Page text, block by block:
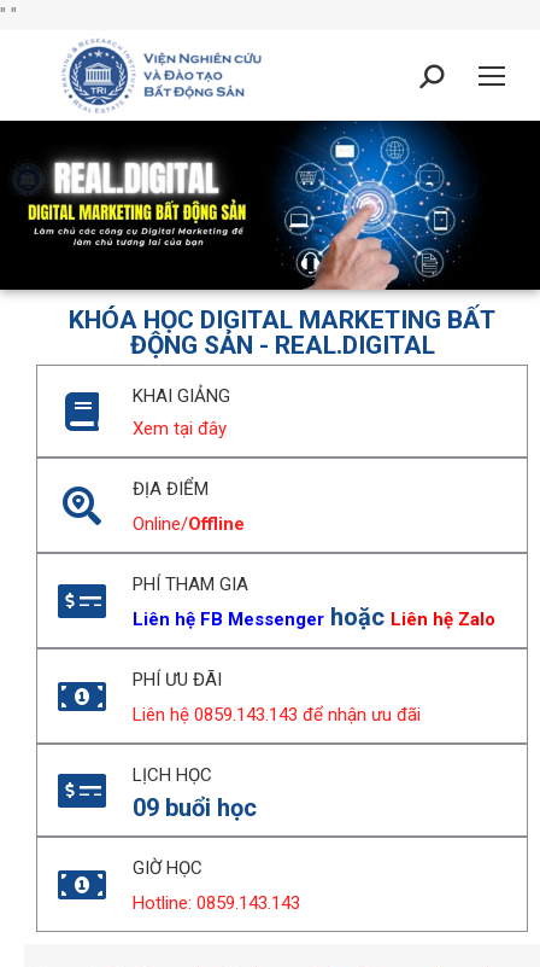
" "
KHÓA HỌC DIGITAL MARKETING BẤT
ĐỘNG SẢN - REAL.DIGITAL
KHAI GIẢNG
Xem tại đây
ĐỊA ĐIỂM
Online/Offline
PHÍ THAM GIA
Liên hệ FB Messenger hoặc Liên hệ Zalo
PHÍ ƯU ĐÃI
Liên hệ 0859.143.143 để nhận ưu đãi
LỊCH HỌC
09 buổi học
GIỜ HỌC
Hotline: 0859.143.143